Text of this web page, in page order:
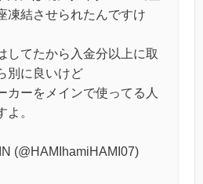
凍結させられたんですけ
してたから入金分以上に取
別に良いけど
カーをメインで使ってる人
よ。
(@HAMIhamiHAMI07)